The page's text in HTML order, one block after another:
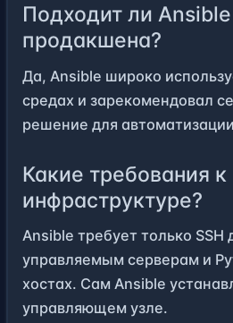
Подходит ли
продакшена?
Да, Ansible широко
средах и зарекомендовал
решение для
Какие требования к
инфраструктуре?
Ansible требует только SSH
управляемым серверам и
хостах. Сам Ansible
управляющем узле.